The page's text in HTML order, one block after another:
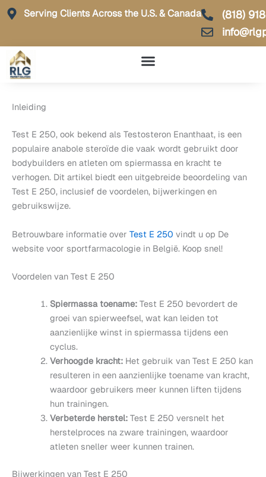
Skip
Serving Clients Across the U.S. & Canada
(818)
Inleiding
Test E 250, ook bekend als Testosteron Enanthaat, is een
populaire anabole steroïde die vaak wordt gebruikt door
bodybuilders en atleten om spiermassa en kracht te
verhogen. Dit artikel biedt een uitgebreide beoordeling van
Test E 250, inclusief de voordelen, bijwerkingen en
gebruikswijze.
Betrouwbare informatie over Test E 250 vindt u op De
website voor sportfarmacologie in België. Koop snel!
Voordelen van Test E 250
Spiermassa toename:Test E 250 bevordert de
groei van spierweefsel, wat kan leiden tot
aanzienlijke winst in spiermassa tijdens een
cyclus.
Verhoogde kracht:Het gebruik van Test E 250 kan
resulteren in een aanzienlijke toename van kracht,
waardoor gebruikers meer kunnen liften tijdens
hun trainingen.
Verbeterde herstel:Test E 250 versnelt het
herstelproces na zware trainingen, waardoor
atleten sneller weer kunnen trainen.
Bijwerkingen van Test E 250